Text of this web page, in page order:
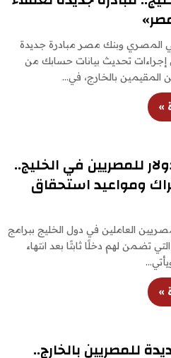
المصري وبنك مصر مبادرة جديدة
تحديث بيانات حسابك من
المقيمين بالخارج، في…
»
للمصريين في الخليج..
ومواعيد استحقاق
العاملين في دول الخليج ببرامج
التي تضمن لهم دخلًا ثابتًا بعد انتهاء
»
للمصريين بالخارج..